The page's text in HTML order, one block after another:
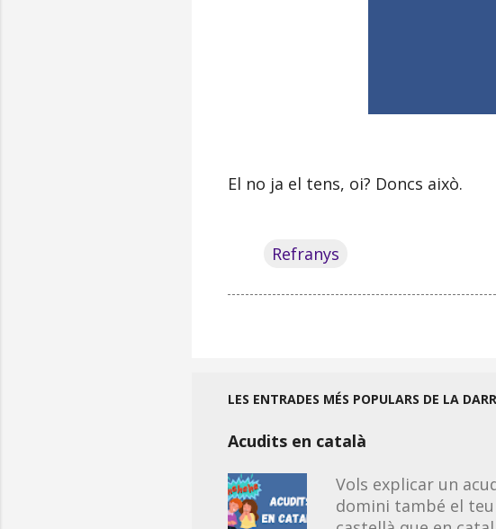
El no ja el tens, oi? Doncs això.
Refranys
LES ENTRADES MÉS POPULARS DE LA
Acudits en català
Vols explicar un
domini també el